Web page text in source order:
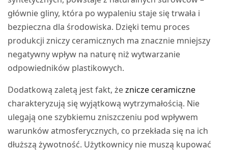
głównie gliny, która po wypaleniu staje się trwała i
bezpieczna dla środowiska. Dzięki temu proces
produkcji zniczy ceramicznych ma znacznie mniejszy
negatywny wpływ na naturę niż wytwarzanie
odpowiedników plastikowych.
Dodatkową zaletą jest fakt, żeznicze ceramiczne
charakteryzują się wyjątkową wytrzymałością. Nie
ulegają one szybkiemu zniszczeniu pod wpływem
warunków atmosferycznych, co przekłada się na ich
dłuższą żywotność. Użytkownicy nie muszą kupować